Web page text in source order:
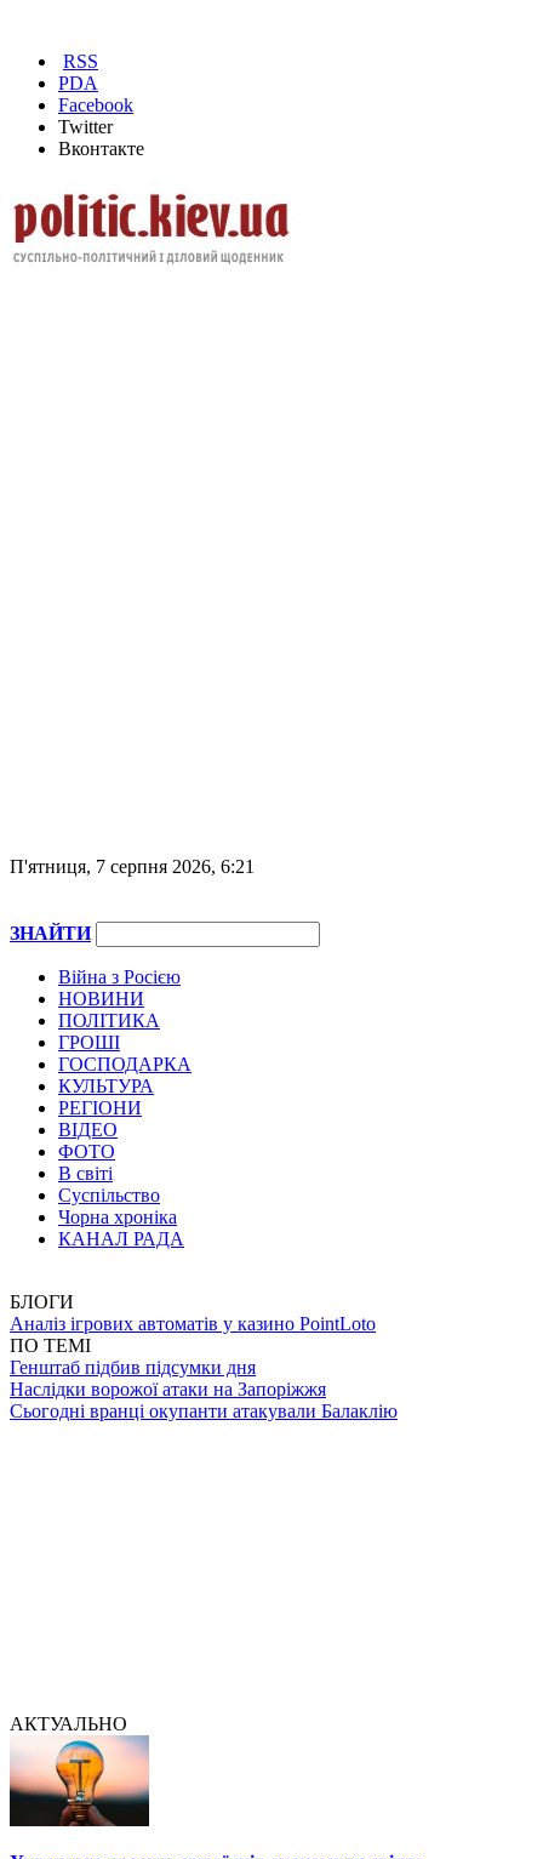
RSS
PDA
Facebook
Twitter
Вконтакте
П'ятниця, 7 серпня 2026, 6:21
ЗНАЙТИ
Війна з Росією
НОВИНИ
ПОЛІТИКА
ГРОШІ
ГОСПОДАРКА
КУЛЬТУРА
РЕГІОНИ
ВІДЕО
ФОТО
В світі
Суспільство
Чорна хроніка
КАНАЛ РАДА
БЛОГИ
Аналіз ігрових автоматів у казино PointLoto
ПО ТЕМІ
Генштаб підбив підсумки дня
Наслідки ворожої атаки на Запоріжжя
Сьогодні вранці окупанти атакували Балаклію
АКТУАЛЬНО